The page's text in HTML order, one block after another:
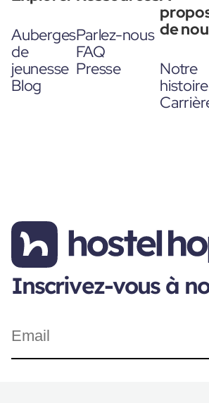
Auberges
de
jeunesse
Blog
Parlez-nous
FAQ
Presse
de
Notre
histoire
Inscrivez-vous à